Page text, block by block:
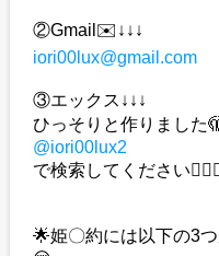
②Gmail✉️↓↓↓
iori00lux@gmail.com
③エックス↓↓↓
ひっそりと作りました
@iori00lux2
で検索してください
🌟姫〇約には以下の3